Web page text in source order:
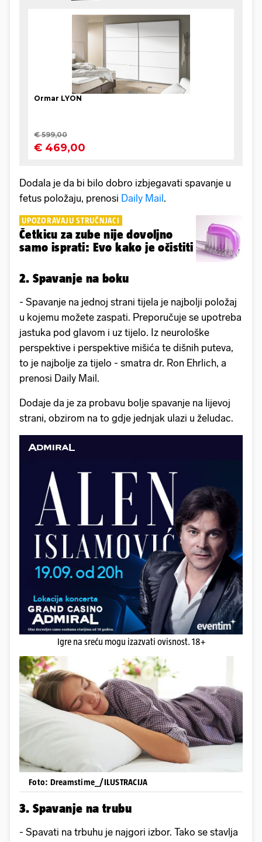
Dodala je da bi bilo dobro izbjegavati spavanje u
fetus položaju, prenosi Daily Mail.
UPOZORAVAJU STRUČNJACI
Četkicu za zube nije dovoljno
samo isprati: Evo kako je očistiti
2. Spavanje na boku
- Spavanje na jednoj strani tijela je najbolji položaj
u kojemu možete zaspati. Preporučuje se upotreba
jastuka pod glavom i uz tijelo. Iz neurološke
perspektive i perspektive mišića te dišnih puteva,
to je najbolje za tijelo - smatra dr. Ron Ehrlich, a
prenosi Daily Mail.
Dodaje da je za probavu bolje spavanje na lijevoj
strani, obzirom na to gdje jednjak ulazi u želudac.
Igre na sreću mogu izazvati ovisnost. 18+
Foto: Dreamstime_/ILUSTRACIJA
3. Spavanje na trubu
- Spavati na trbuhu je najgori izbor. Tako se stavlja